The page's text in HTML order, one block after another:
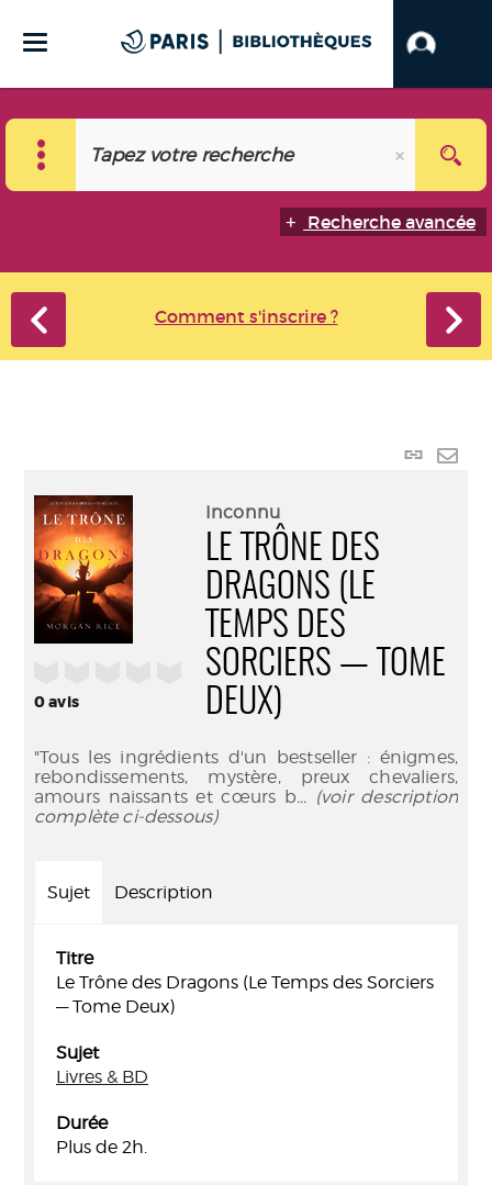
Recherche avancée
Comment s'inscrire ?
Lien
0avis
Inconnu
LE TRÔNE DES
DRAGONS (LE
TEMPS DES
SORCIERS — TOME
DEUX)
"Tous les ingrédients d'un bestseller : énigmes,
rebondissements, mystère, preux chevaliers,
amours naissants et cœurs b... (voir description
complète ci-dessous)
Sujet Description
Titre
Le Trône des Dragons (Le Temps des Sorciers
— Tome Deux)
Sujet
Livres & BD
Durée
Plus de 2h.